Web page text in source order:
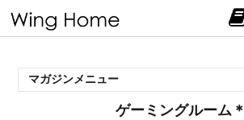
マガジンメニュー
ゲーミングルーム＊